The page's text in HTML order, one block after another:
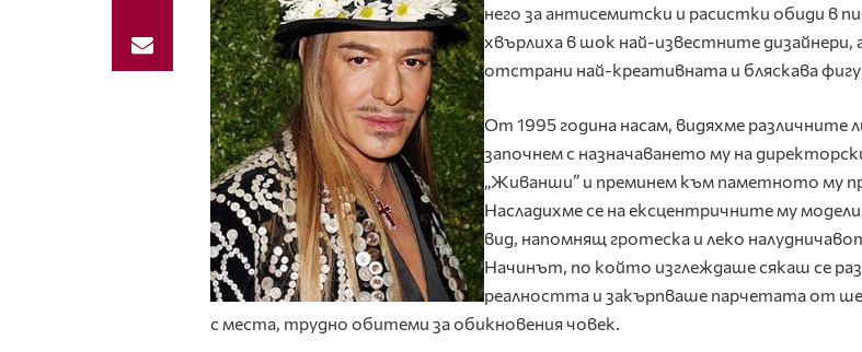
него за антисемитски и расистки обиди в
хвърлиха в шок най-известните дизайнери,
отстрани най-креативната и бляскава
От 1995 година насам, видяхме различните
започнем с назначаването му на
„Живанши” и преминем към паметното му
Насладихме се на ексцентричните му
вид, напомнящ гротеска и леко
Начинът, по който изглеждаше сякаш се
реалността и закърпваше парчетата от
с места, трудно обитеми за обикновения човек.